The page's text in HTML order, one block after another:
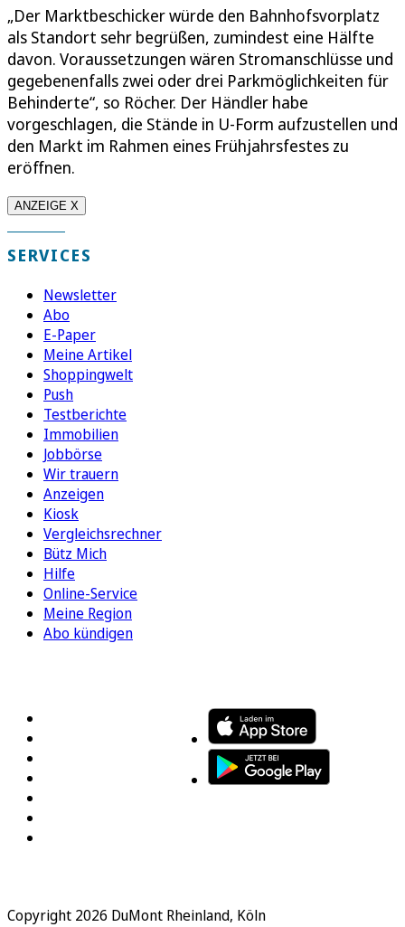
„Der Marktbeschicker würde den Bahnhofsvorplatz
als Standort sehr begrüßen, zumindest eine Hälfte
davon. Voraussetzungen wären Stromanschlüsse und
gegebenenfalls zwei oder drei Parkmöglichkeiten für
Behinderte“, so Röcher. Der Händler habe
vorgeschlagen, die Stände in U-Form aufzustellen und
den Markt im Rahmen eines Frühjahrsfestes zu
eröffnen.
ANZEIGE X
SERVICES
Newsletter
Abo
E-Paper
Meine Artikel
Shoppingwelt
Push
Testberichte
Immobilien
Jobbörse
Wir trauern
Anzeigen
Kiosk
Vergleichsrechner
Bütz Mich
Hilfe
Online-Service
Meine Region
Abo kündigen
Copyright 2026 DuMont Rheinland, Köln